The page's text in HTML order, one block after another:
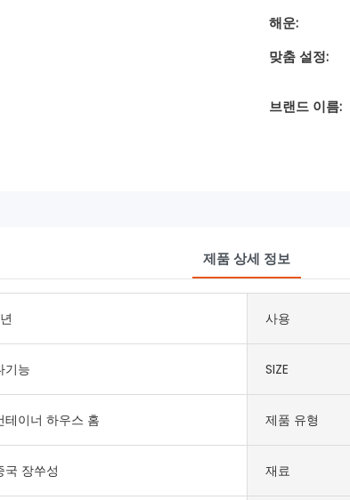
해운:
맞춤 설정:
브랜드 이름:
제품 상세 정보
사용
기능 SIZE
테이너 하우스 홈 제품 유형
국 장쑤성 재료